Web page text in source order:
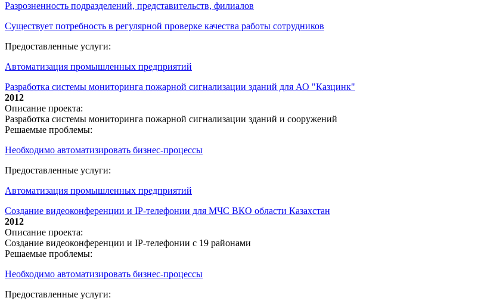
Разрозненность подразделений, представительств, филиалов
Существует потребность в регулярной проверке качества работы сотрудников
Предоставленные услуги:
Автоматизация промышленных предприятий
Разработка системы мониторинга пожарной сигнализации зданий для АО "Казцинк"
2012
Описание проекта:
Разработка системы мониторинга пожарной сигнализации зданий и сооружений
Решаемые проблемы:
Необходимо автоматизировать бизнес-процессы
Предоставленные услуги:
Автоматизация промышленных предприятий
Создание видеоконференции и IP-телефонии для МЧС ВКО области Казахстан
2012
Описание проекта:
Создание видеоконференции и IP-телефонии с 19 районами
Решаемые проблемы:
Необходимо автоматизировать бизнес-процессы
Предоставленные услуги: